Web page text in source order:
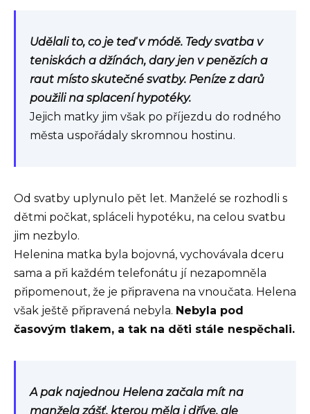
Udělali to, co je teď v módě. Tedy svatba v
teniskách a džínách, dary jen v penězích a
raut místo skutečné svatby. Peníze z darů
použili na splacení hypotéky.
Jejich matky jim však po příjezdu do rodného
města uspořádaly skromnou hostinu.
Od svatby uplynulo pět let. Manželé se rozhodli s
dětmi počkat, spláceli hypotéku, na celou svatbu
jim nezbylo.
Helenina matka byla bojovná, vychovávala dceru
sama a při každém telefonátu jí nezapomněla
připomenout, že je připravena na vnoučata. Helena
však ještě připravená nebyla. Nebyla pod
časovým tlakem, a tak na děti stále nespěchali.
A pak najednou Helena začala mít na
manžela zášť, kterou měla i dříve, ale